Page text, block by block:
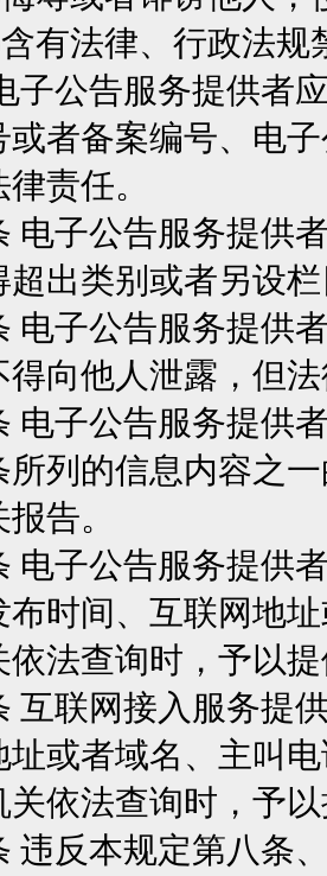
律、行政法规禁
公告服务提供者应
或者备案编号、电
责任。
子公告服务提供者
超出类别或者另设
子公告服务提供者
得向他人泄露，但
子公告服务提供者
所列的信息内容之
告。
子公告服务提供者
布时间、互联网地
依法查询时，予以
联网接入服务提供
或者域名、主叫
关依法查询时，予
反本规定第八条、